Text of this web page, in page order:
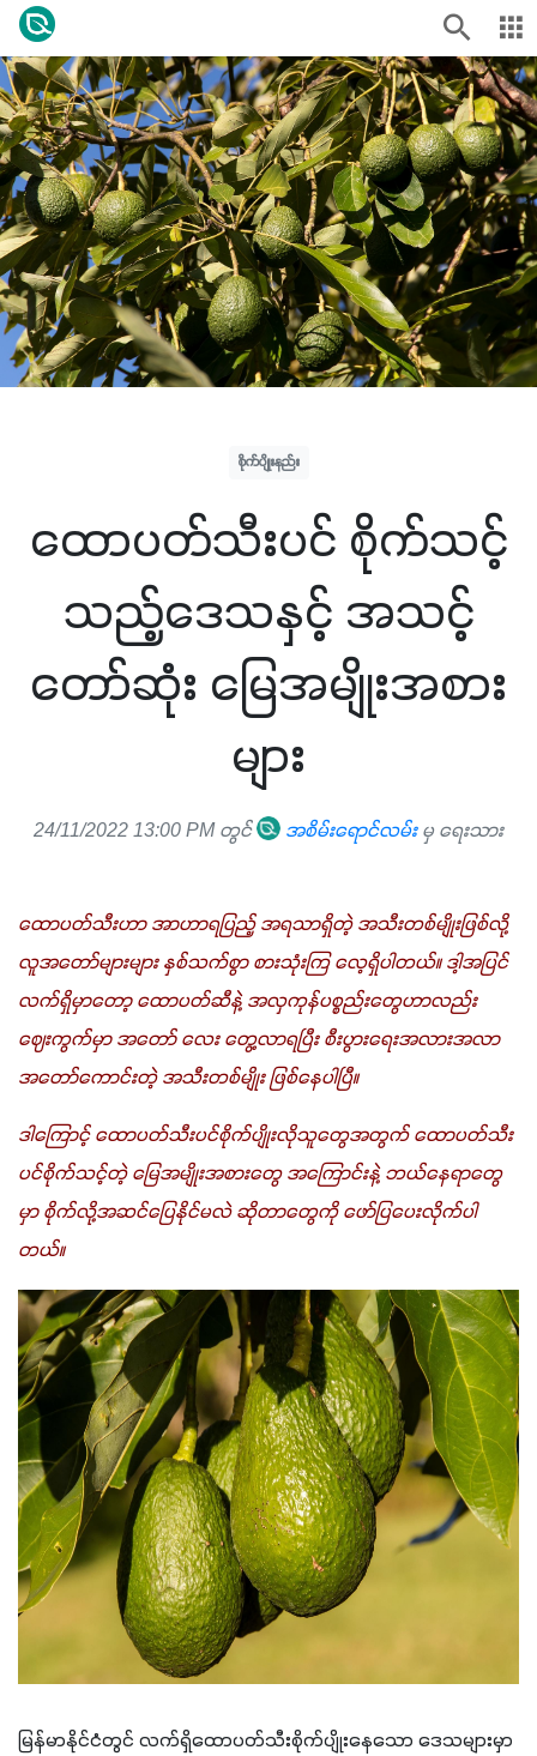
စိုက်ပျိုးနည်း
ထောပတ်သီးပင် စိုက်သင့်
သည့်ဒေသနှင့် အသင့်
တော်ဆုံး မြေအမျိုးအစား
များ
24/11/2022 13:00 PM တွင် အစိမ်းရောင်လမ်းမှ ရေးသား
ထောပတ်သီးဟာ အာဟာရပြည့် အရသာရှိတဲ့ အသီးတစ်မျိုးဖြစ်လို့
လူအတော်များများ နှစ်သက်စွာ စားသုံးကြ လေ့ရှိပါတယ်။ ဒါ့အပြင်
လက်ရှိမှာတော့ ထောပတ်ဆီနဲ့ အလှကုန်ပစ္စည်းတွေဟာလည်း
ဈေးကွက်မှာ အတော် လေး တွေ့လာရပြီး စီးပွားရေးအလားအလာ
အတော်ကောင်းတဲ့ အသီးတစ်မျိုး ဖြစ်နေပါပြီ။
ဒါကြောင့် ထောပတ်သီးပင်စိုက်ပျိုးလိုသူတွေအတွက် ထောပတ်သီး
ပင်စိုက်သင့်တဲ့ မြေအမျိုးအစားတွေ အကြောင်းနဲ့ ဘယ်နေရာတွေ
မှာ စိုက်လို့အဆင်ပြေနိုင်မလဲ ဆိုတာတွေကို ဖော်ပြပေးလိုက်ပါ
တယ်။
မြန်မာနိုင်ငံတွင် လက်ရှိထောပတ်သီးစိုက်ပျိုးနေသော ဒေသများမှာ